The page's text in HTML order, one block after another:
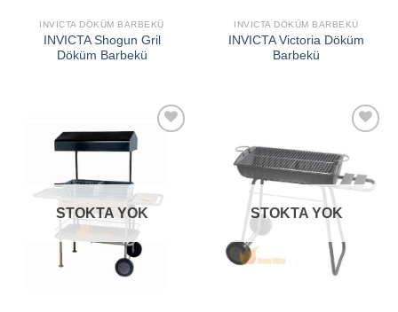
INVICTA DÖKÜM BARBEKÜ
INVICTA Shogun Gril
Döküm Barbekü
INVICTA DÖKÜM BARBEKÜ
INVICTA Victoria Döküm
Barbekü
İSTEK
EKLE
STOKTA YOK
LISTEME
EKLE
STOKTA YOK